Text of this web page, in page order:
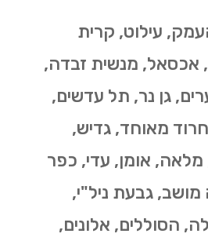
עילוט, קרית
אכסאל, מנשית זבדה,
גן נר, תל עדשים,
מאוחד, גדיש,
מלאה, אומן, עדי, כפר
גבעת ניל"י,
הסוללים, אלונים,